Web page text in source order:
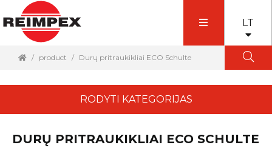
LT
product Durų pritraukikliai ECO Schulte
RODYTI KATEGORIJAS
DURŲ PRITRAUKIKLIAI ECO SCHULTE